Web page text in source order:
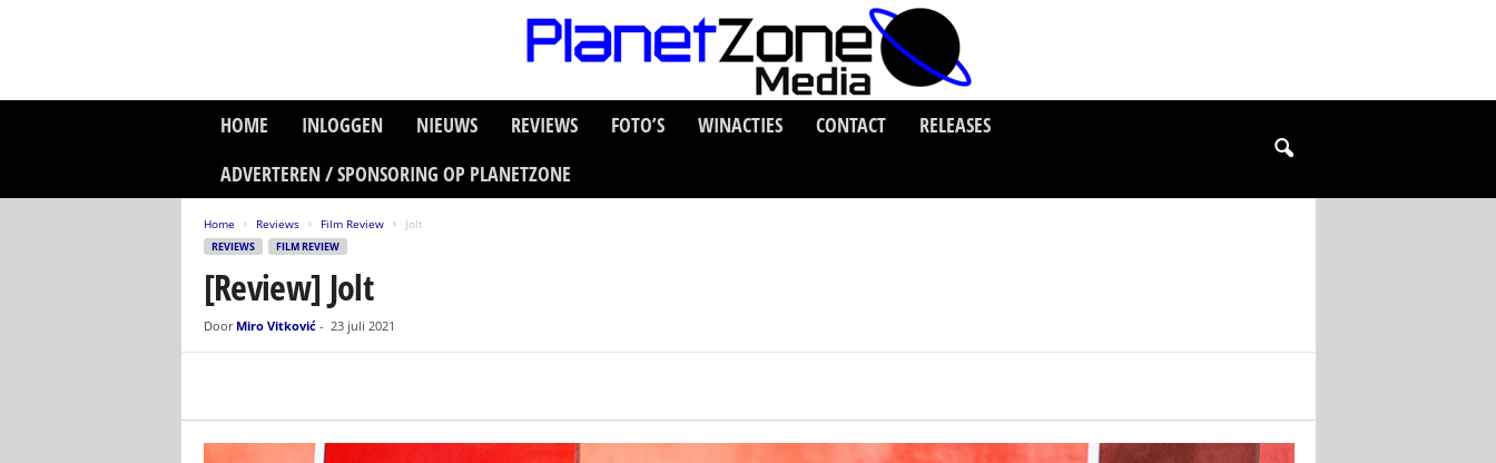
HOME INLOGGEN NIEUWS REVIEWS FOTO’S WINACTIES CONTACT
RELEASES
ADVERTEREN / SPONSORING OP PLANETZONE
Home Reviews Film Review Jolt
REVIEWS FILM REVIEW
[Review] Jolt
Door Miro Vitković- 23 juli 2021